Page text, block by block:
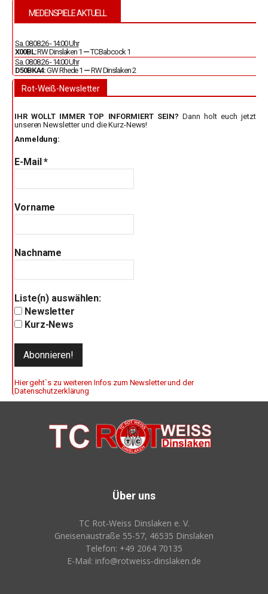
MEDENSPIELE AKTUELL
Sa. 08.08.26 - 14:00 Uhr
X00BL:RW Dinslaken 1 —TC Babcock 1
Sa. 08.08.26 - 14:00 Uhr
D50BKA4:GW Rhede 1 —RW Dinslaken 2
Rot-Weiß-Newsletter
IHR WOLLT IMMER TOP INFORMIERT SEIN? Dann holt euch jetzt
unseren Newsletter und die Kurz-News!
Anmeldung:
E-Mail*
Vorname
Nachname
Liste(n) auswählen:
Newsletter
Kurz-News
Hier geht`s zu weiteren Infos zum Newsletter und der
Datenschutzerklärung
Über uns
TC Rot‑Weiss Dinslaken e. V.
Gneisenaustraße 55-57, 46535 Dinslaken
Telefon: +49 2064 70135
E-Mail: info@rotweiss‑dinslaken.de